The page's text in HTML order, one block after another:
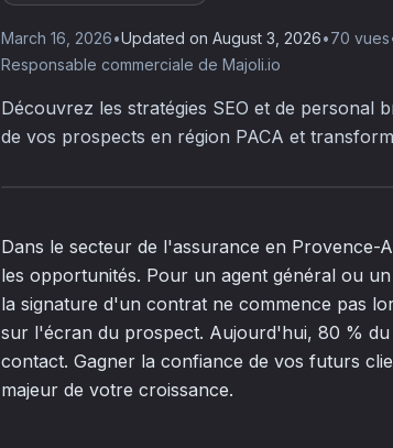
March 16, 2026•Updated on August 3, 2026•70 vues
Responsable commerciale de Majoli.io
Découvrez les stratégies SEO et de personal
de vos prospects en région PACA et
Dans le secteur de l'assurance en Provence-
les opportunités. Pour un agent général ou
la signature d'un contrat ne commence pas
sur l'écran du prospect. Aujourd'hui, 80 %
contact. Gagner la confiance de vos futurs
majeur de votre croissance.